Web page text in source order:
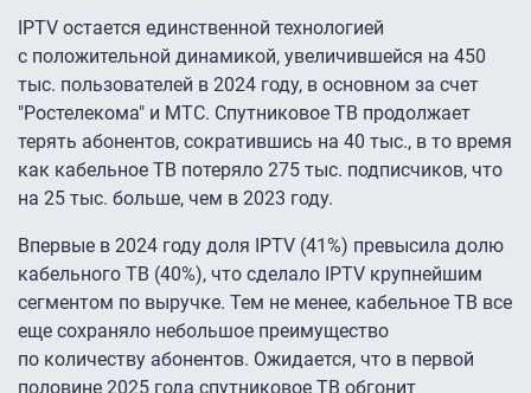
IPTV остается единственной технологией
с положительной динамикой, увеличившейся на 450
тыс. пользователей в 2024 году, в основном за счет
"Ростелекома" и МТС. Спутниковое ТВ продолжает
терять абонентов, сократившись на 40 тыс., в то время
как кабельное ТВ потеряло 275 тыс. подписчиков, что
на 25 тыс. больше, чем в 2023 году.
Впервые в 2024 году доля IPTV (41%) превысила долю
кабельного ТВ (40%), что сделало IPTV крупнейшим
сегментом по выручке. Тем не менее, кабельное ТВ все
еще сохраняло небольшое преимущество
по количеству абонентов. Ожидается, что в первой
половине 2025 года спутниковое ТВ обгонит